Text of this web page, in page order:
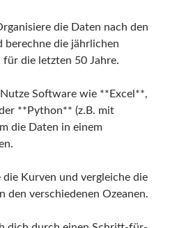
die Daten nach den
berechne die jährlichen
die letzten 50 Jahre.
Software wie **Excel**,
**Python** (z.B. mit
die Daten in einem
Kurven und vergleiche die
den verschiedenen Ozeanen.